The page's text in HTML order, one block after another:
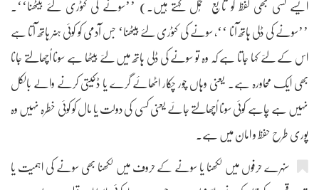
ایسے کسی بھی لفظ کو تابع مُحمل کہتے ہیں۔) ’’سونے کی کٹوری لئے بیٹھنا‘‘۔
’’سونے کی ڈلی ہاتھ آنا ‘‘، سونے کی کٹوری لئے بیٹھنا‘ جس آدمی کو کوئی ہنر ہاتھ آتا ہے
اس کے لئے کہا جاتا ہے کہ وہ تو سونے کی ڈلی ہاتھ میں لئے بیٹھا ہے سونا اُچھالتے جانا
بھی ایک محاورہ ہے۔ یعنی وہاں چور چکار اٹھائے گرے یا ڈکیتی کرنے والے بالکل
نہیں ہے چاہے کوئی سونا اُچھالتے جائے یعنی کسی کی دولت یا مال کو کوئی خطرہ نہیں وہ
پوری طرح حفظ و امان میں ہے۔
سنہرے حرفوں میں لکھنا یا سونے کے حروف میں لکھنا بھی سونے کی اہمیت یا